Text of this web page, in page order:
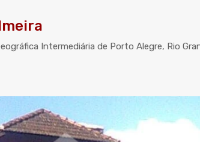
Intermediária de Porto Alegre, Rio